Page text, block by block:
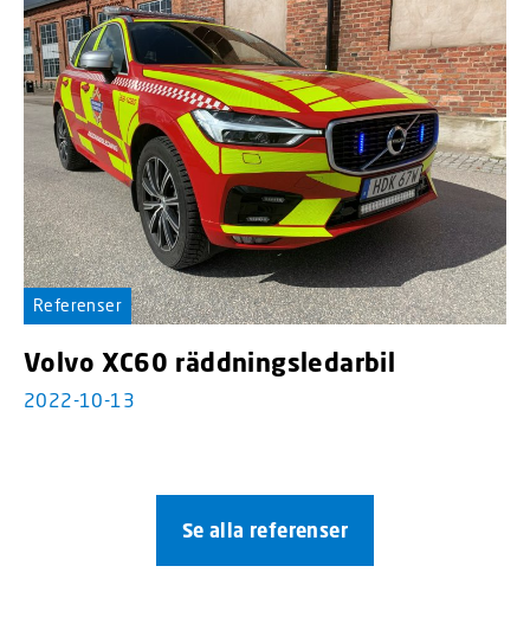
Referenser
Volvo XC60 räddningsledarbil
2022-10-13
Se alla referenser